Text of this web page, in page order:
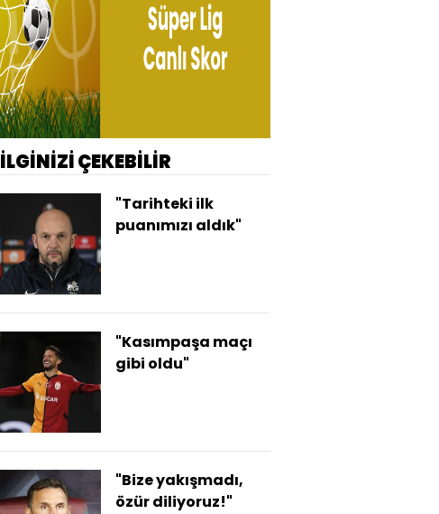
İLGİNİZİ ÇEKEBİLİR
"Tarihteki ilk
puanımızı aldık"
"Kasımpaşa maçı
gibi oldu"
"Bize yakışmadı,
özür diliyoruz!"